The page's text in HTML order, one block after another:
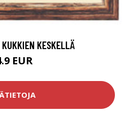
KESKELLÄ
EUR